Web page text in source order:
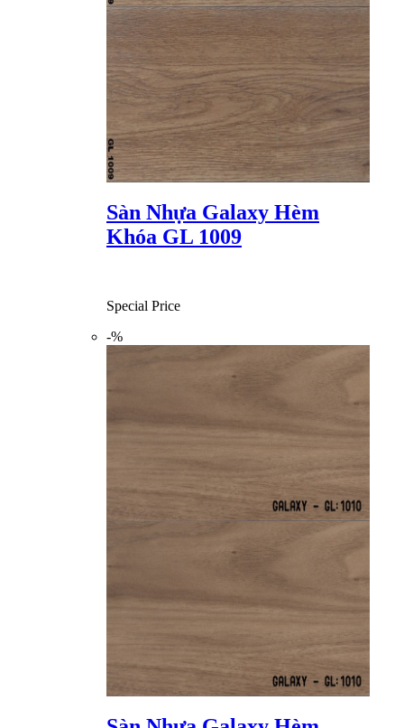
Sàn Nhựa Galaxy Hèm
Khóa GL 1009
Special Price
-%